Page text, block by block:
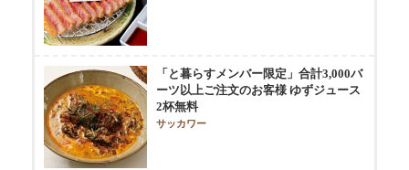
「と暮らすメンバー限定」合計3,000バ
ーツ以上ご注文のお客様 ゆずジュース
2杯無料
サッカワー